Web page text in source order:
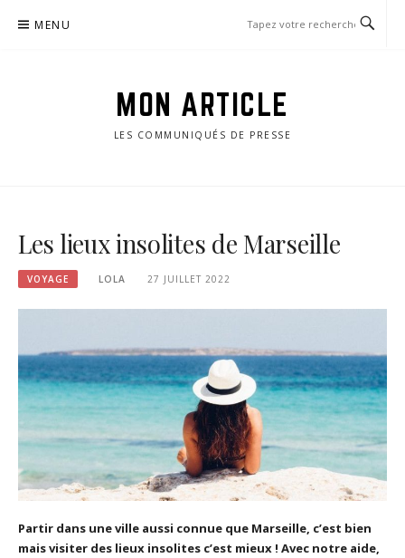
MENU
MON ARTICLE
LES COMMUNIQUÉS DE PRESSE
Les lieux insolites de Marseille
VOYAGE LOLA 27 JUILLET 2022
Partir dans une ville aussi connue que Marseille, c’est bien
mais visiter des lieux insolites c’est mieux ! Avec notre aide,